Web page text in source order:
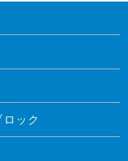
ック